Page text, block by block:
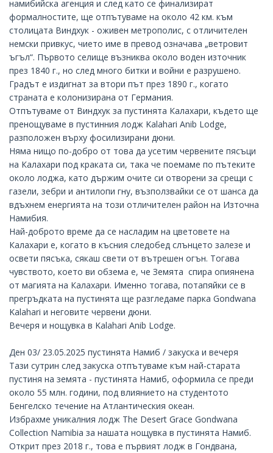
намибийска агенция и след като се финализират
формалностите, ще отпътуваме на около 42 км. към
столицата Виндхук - оживен метрополис, с отличителен
немски привкус, чието име в превод означава „ветровит
ъгъл“. Първото селище възниква около воден източник
през 1840 г., но след много битки и войни е разрушено.
Градът е издигнат за втори път през 1890 г., когато
страната е колонизирана от Германия.
Отпътуваме от Виндхук за пустинята Калахари, където ще
пренощуваме в пустинния лодж Kalahari Anib Lodge,
разположен върху фосилизирани дюни.
Няма нищо по-добро от това да усетим червените пясъци
на Калахари под краката си, така че поемаме по пътеките
около лоджа, като държим очите си отворени за срещи с
газели, зебри и антилопи гну, възползвайки се от шанса да
вдъхнем енергията на този отличителен район на Източна
Намибия.
Най-доброто време да се насладим на цветовете на
Калахари е, когато в късния следобед слънцето залезе и
освети пясъка, сякаш свети от вътрешен огън. Тогава
чувството, което ви обзема е, че Земята спира опиянена
от магията на Калахари. Именно тогава, потапяйки се в
прегръдката на пустинята ще разгледаме парка Gondwana
Kalahari и неговите червени дюни.
Вечеря и нощувка в Kalahari Anib Lodge.
Ден 03/ 23.05.2025 пустинята Намиб / закуска и вечеря
Тази сутрин след закуска отпътуваме към най-старата
пустиня на земята - пустинята Намиб, оформила се преди
около 55 млн. години, под влиянието на студентото
Бенгелско течение на Атлантическия океан.
Избрахме уникалния лодж The Desert Grace Gondwana
Collection Namibia за нашата нощувка в пустинята Намиб.
Открит през 2018 г., това е първият лодж в Гондвана,